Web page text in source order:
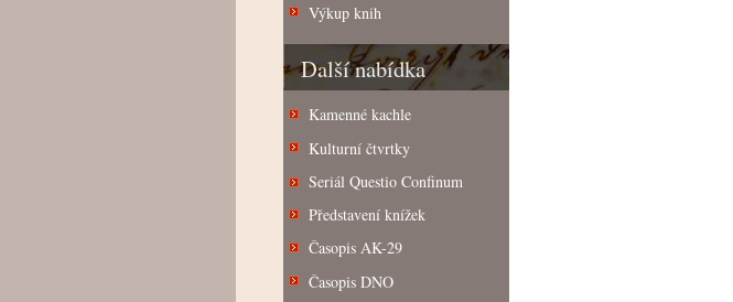
Výkup knih
Další nabídka
Kamenné kachle
Kulturní čtvrtky
Seriál Questio Confinum
Představení knížek
Časopis AK-29
Časopis DNO